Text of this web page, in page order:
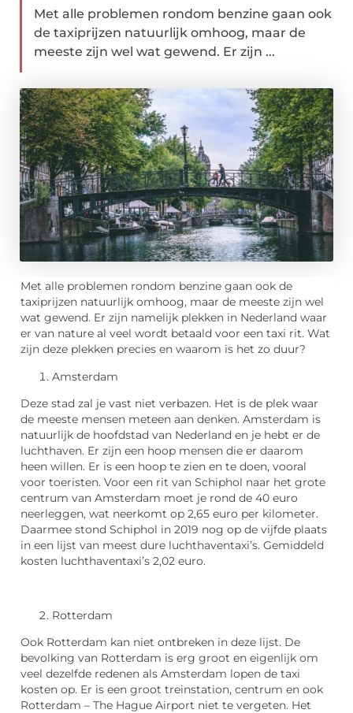
Met alle problemen rondom benzine gaan ook
de taxiprijzen natuurlijk omhoog, maar de
meeste zijn wel wat gewend. Er zijn ...
Met alle problemen rondom benzine gaan ook de
taxiprijzen natuurlijk omhoog, maar de meeste zijn wel
wat gewend. Er zijn namelijk plekken in Nederland waar
er van nature al veel wordt betaald voor een taxi rit. Wat
zijn deze plekken precies en waarom is het zo duur?
Amsterdam
Deze stad zal je vast niet verbazen. Het is de plek waar
de meeste mensen meteen aan denken. Amsterdam is
natuurlijk de hoofdstad van Nederland en je hebt er de
luchthaven. Er zijn een hoop mensen die er daarom
heen willen. Er is een hoop te zien en te doen, vooral
voor toeristen. Voor een rit van Schiphol naar het grote
centrum van Amsterdam moet je rond de 40 euro
neerleggen, wat neerkomt op 2,65 euro per kilometer.
Daarmee stond Schiphol in 2019 nog op de vijfde plaats
in een lijst van meest dure luchthaventaxi’s. Gemiddeld
kosten luchthaventaxi’s 2,02 euro.
Rotterdam
Ook Rotterdam kan niet ontbreken in deze lijst. De
bevolking van Rotterdam is erg groot en eigenlijk om
veel dezelfde redenen als Amsterdam lopen de taxi
kosten op. Er is een groot treinstation, centrum en ook
Rotterdam – The Hague Airport niet te vergeten. Het